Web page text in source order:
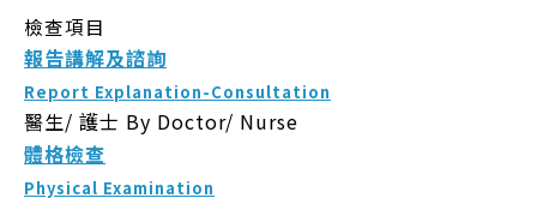
檢查項目
報告講解及諮詢
Report Explanation-Consultation
醫生/ 護士 By Doctor/ Nurse
體格檢查
Physical Examination